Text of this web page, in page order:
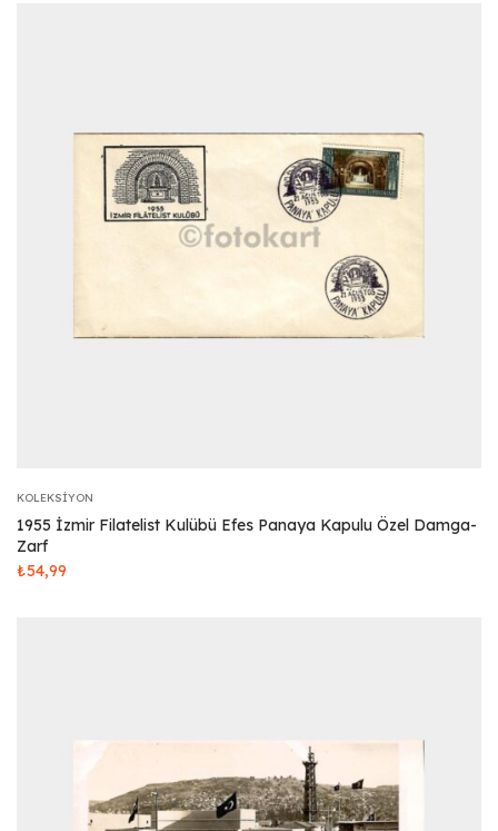
KOLEKSIYON
1955 İzmir Filatelist Kulübü Efes Panaya Kapulu Özel Damga-
Zarf
₺54,99